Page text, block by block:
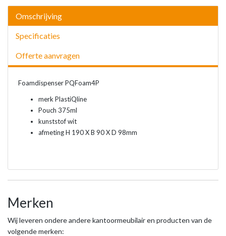
Omschrijving
Specificaties
Offerte aanvragen
Foamdispenser PQFoam4P
merk PlastiQline
Pouch 375ml
kunststof wit
afmeting H 190 X B 90 X D 98mm
Merken
Wij leveren ondere andere kantoormeubilair en producten van de
volgende merken: